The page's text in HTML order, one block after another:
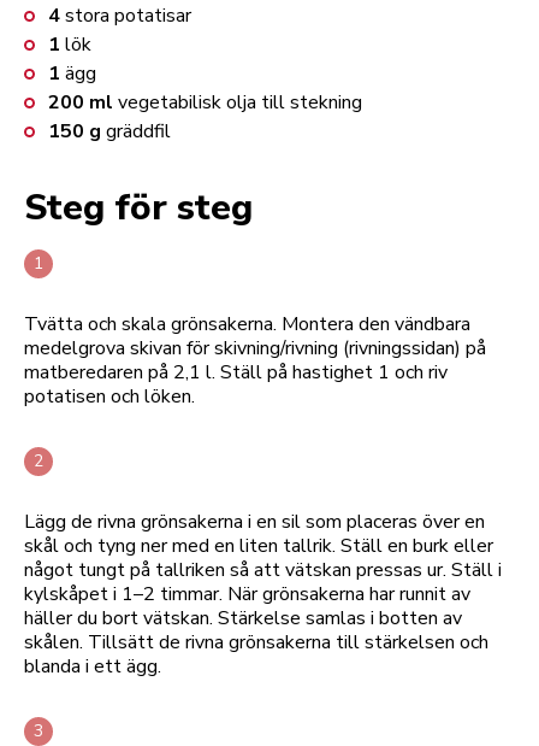
4stora potatisar
1 lök
1 ägg
200 ml vegetabilisk olja till stekning
150 g gräddfil
Steg för steg
Tvätta och skala grönsakerna. Montera den vändbara
medelgrova skivan för skivning/rivning (rivningssidan) på
matberedaren på 2,1 l. Ställ på hastighet 1 och riv
potatisen och löken.
Lägg de rivna grönsakerna i en sil som placeras över en
skål och tyng ner med en liten tallrik. Ställ en burk eller
något tungt på tallriken så att vätskan pressas ur. Ställ i
kylskåpet i 1–2 timmar. När grönsakerna har runnit av
häller du bort vätskan. Stärkelse samlas i botten av
skålen. Tillsätt de rivna grönsakerna till stärkelsen och
blanda i ett ägg.